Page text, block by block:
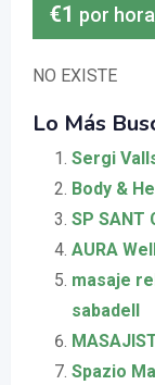
€1 por hora
NO EXISTE
Lo Más
Sergi
Body &
SP SANT
AURA
masaje
sabadell
Spazio